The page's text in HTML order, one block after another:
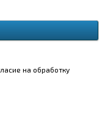
на обработку